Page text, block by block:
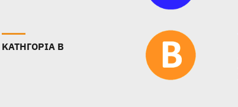
ΚΑΤΗΓΟΡΙΑ B